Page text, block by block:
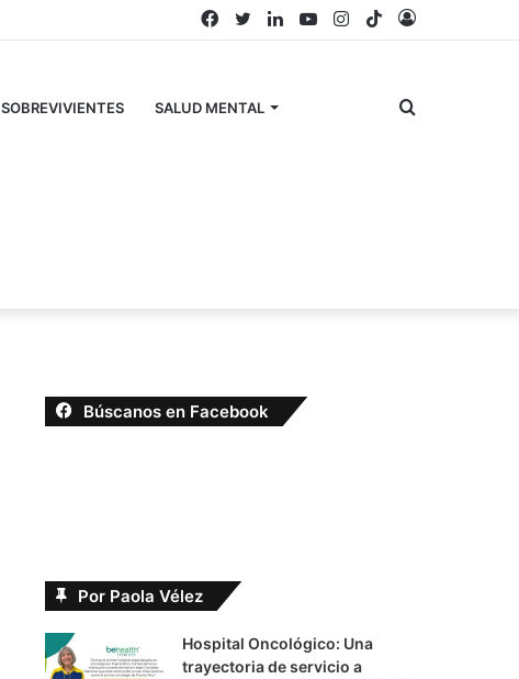
TikTok
Instagram
YouTube
LinkedIn
Twitter
Facebook
SOBREVIVIENTES SALUD MENTAL Buscar
Búscanos en Facebook
Por Paola Vélez
Hospital Oncológico: Una
trayectoria de servicio a